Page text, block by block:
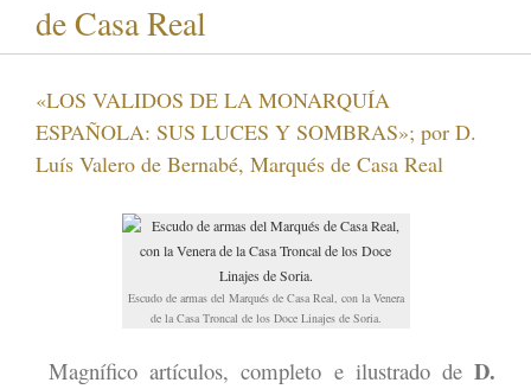
de Casa Real
«LOS VALIDOS DE LA MONARQUÍA
ESPAÑOLA: SUS LUCES Y SOMBRAS»; por D.
Luís Valero de Bernabé, Marqués de Casa Real
Escudo de armas del Marqués de Casa Real, con la Venera
de la Casa Troncal de los Doce Linajes de Soria.
Magnífico artículos, completo e ilustrado deD.